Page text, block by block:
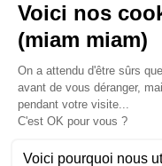
Professionnel
J'autorise DHK à
personnelles
cadre de ma
commerciale qui
sont à usage